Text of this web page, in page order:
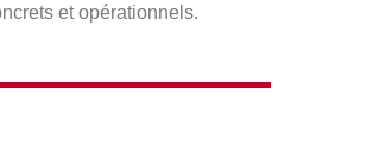
et opérationnels.